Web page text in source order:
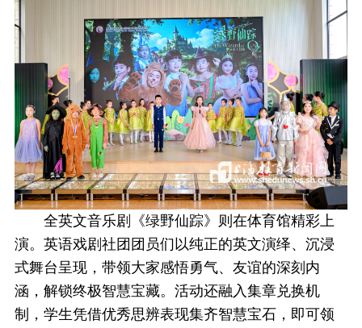
全英文音乐剧《绿野仙踪》则在体育馆精彩上
演。英语戏剧社团团员们以纯正的英文演绎、沉浸
式舞台呈现，带领大家感悟勇气、友谊的深刻内
涵，解锁终极智慧宝藏。 活动还融入集章兑换机
制，学生凭借优秀思辨表现集齐智慧宝石，即可领